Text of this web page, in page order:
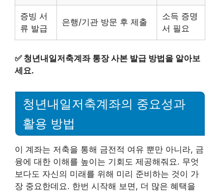
증빙 서
류 발급
은행/기관 방문 후 제출
소득 증명
서 필요
✅ 청년내일저축계좌 통장 사본 발급 방법을 알아보
세요.
청년내일저축계좌의 중요성과
활용 방법
이 계좌는 저축을 통해 금전적 여유 뿐만 아니라, 금
융에 대한 이해를 높이는 기회도 제공해줘요. 무엇
보다도 자신의 미래를 위해 미리 준비하는 것이 가
장 중요한데요. 한번 시작해 보면, 더 많은 혜택을